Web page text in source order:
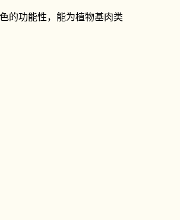
的功能性，能为植物基肉类